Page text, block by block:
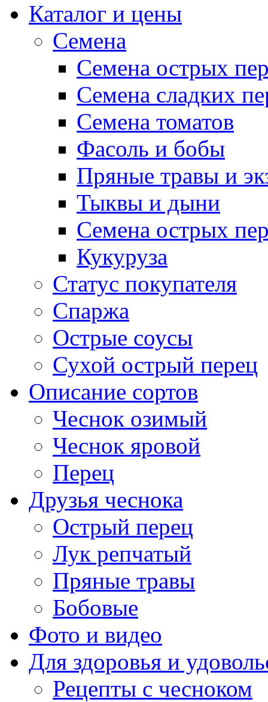
Каталог и цены
Семена
Семена острых
Семена сладких
Семена томатов
Фасоль и бобы
Пряные травы и
Тыквы и дыни
Семена острых
Кукуруза
Статус покупателя
Спаржа
Острые соусы
Сухой острый перец
Описание сортов
Чеснок озимый
Чеснок яровой
Перец
Друзья чеснока
Острый перец
Лук репчатый
Пряные травы
Бобовые
Фото и видео
Для здоровья и
Рецепты с чесноком